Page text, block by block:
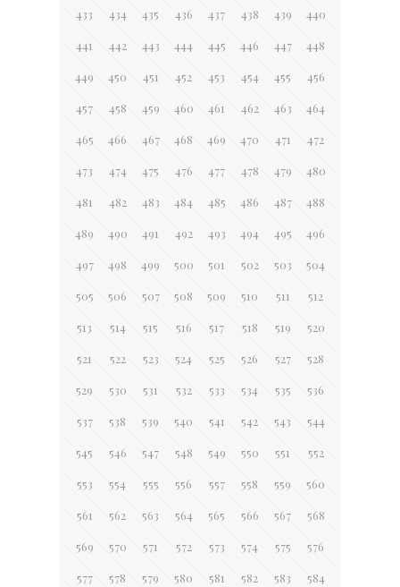
433 434 435 436 437 438 439 440
441 442 443 444 445 446 447 448
449 450 451 452 453 454 455 456
457 458 459 460 461 462 463 464
465 466 467 468 469 470 471 472
473 474 475 476 477 478 479 480
481 482 483 484 485 486 487 488
489 490 491 492 493 494 495 496
497 498 499 500 501 502 503 504
505 506 507 508 509 510 511 512
513 514 515 516 517 518 519 520
521 522 523 524 525 526 527 528
529 530 531 532 533 534 535 536
537 538 539 540 541 542 543 544
545 546 547 548 549 550 551 552
553 554 555 556 557 558 559 560
561 562 563 564 565 566 567 568
569 570 571 572 573 574 575 576
577 578 579 580 581 582 583 584